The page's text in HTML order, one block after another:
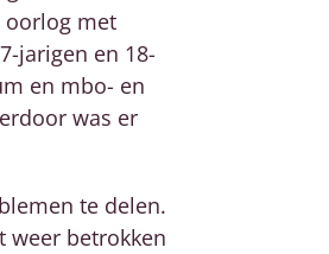
oorlog met
jarigen en 18-
en mbo- en
was er
te delen.
weer betrokken